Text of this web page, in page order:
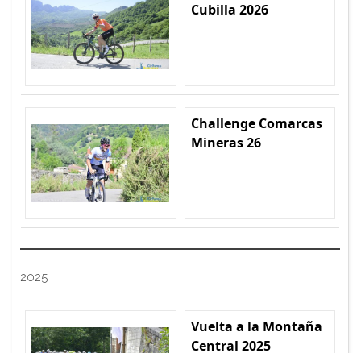
Cubilla 2026
Challenge Comarcas
Mineras 26
2025
Vuelta a la Montaña
Central 2025